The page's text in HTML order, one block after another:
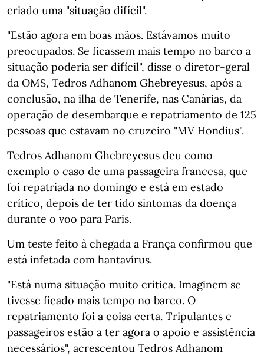
criado uma "situação difícil".
"Estão agora em boas mãos. Estávamos muito
preocupados. Se ficassem mais tempo no barco a
situação poderia ser difícil", disse o diretor-geral
da OMS, Tedros Adhanom Ghebreyesus, após a
conclusão, na ilha de Tenerife, nas Canárias, da
operação de desembarque e repatriamento de 125
pessoas que estavam no cruzeiro "MV Hondius".
Tedros Adhanom Ghebreyesus deu como
exemplo o caso de uma passageira francesa, que
foi repatriada no domingo e está em estado
crítico, depois de ter tido sintomas da doença
durante o voo para Paris.
Um teste feito à chegada a França confirmou que
está infetada com hantavírus.
"Está numa situação muito crítica. Imaginem se
tivesse ficado mais tempo no barco. O
repatriamento foi a coisa certa. Tripulantes e
passageiros estão a ter agora o apoio e assistência
necessários", acrescentou Tedros Adhanom